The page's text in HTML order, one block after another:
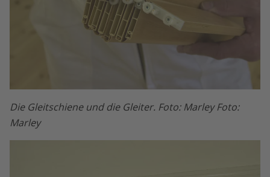
Die Gleitschiene und die Gleiter. Foto: Marley Foto:
Marley